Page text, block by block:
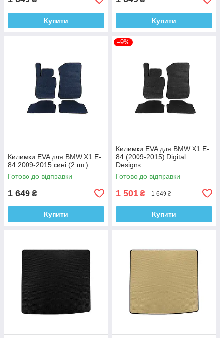
Купити Купити
Килимки EVA для BMW X1 E-
84 2009-2015 сині (2 шт.)
Готово до відправки
1 649 ₴
Купити
–9%
Килимки EVA для BMW X1 E-
84 (2009-2015) Digital
Designs
Готово до відправки
1 501 ₴ 1 649 ₴
Купити